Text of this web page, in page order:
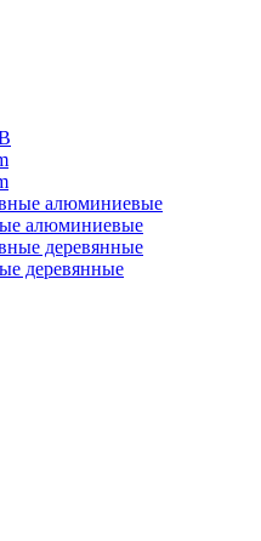
алюминиевые
деревянные